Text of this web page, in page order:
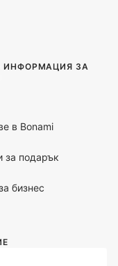
ИНФОРМАЦИЯ ЗА
в Bonami
за подарък
бизнес